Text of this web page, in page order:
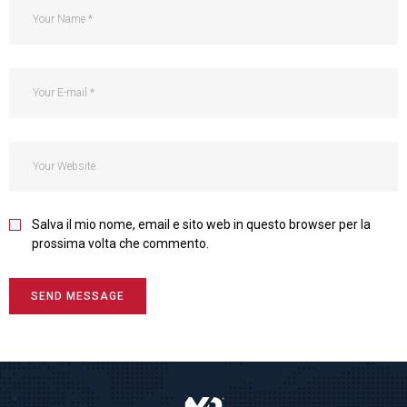
Salva il mio nome, email e sito web in questo browser per la
prossima volta che commento.